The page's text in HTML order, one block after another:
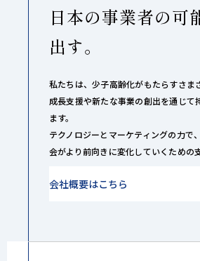
日本の事業者の可
出す。
私たちは、少子高齢化がもたらすさま
成長支援や新たな事業の創出を通じて
ます。
テクノロジーとマーケティングの力で
会がより前向きに変化していくための
会社概要はこちら